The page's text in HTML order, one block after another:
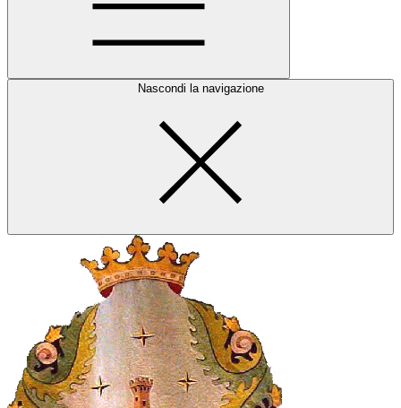
Nascondi la navigazione